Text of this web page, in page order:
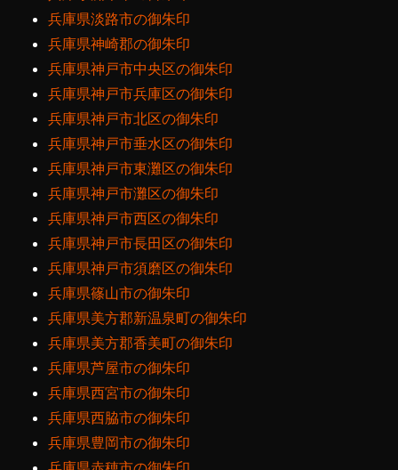
兵庫県淡路市の御朱印
兵庫県神崎郡の御朱印
兵庫県神戸市中央区の御朱印
兵庫県神戸市兵庫区の御朱印
兵庫県神戸市北区の御朱印
兵庫県神戸市垂水区の御朱印
兵庫県神戸市東灘区の御朱印
兵庫県神戸市灘区の御朱印
兵庫県神戸市西区の御朱印
兵庫県神戸市長田区の御朱印
兵庫県神戸市須磨区の御朱印
兵庫県篠山市の御朱印
兵庫県美方郡新温泉町の御朱印
兵庫県美方郡香美町の御朱印
兵庫県芦屋市の御朱印
兵庫県西宮市の御朱印
兵庫県西脇市の御朱印
兵庫県豊岡市の御朱印